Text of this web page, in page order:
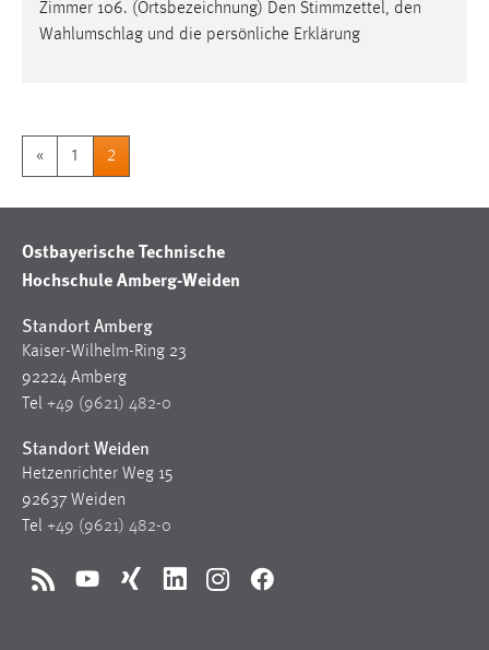
Zimmer 106. (Ortsbezeichnung) Den Stimmzettel, den
Wahlumschlag und die persönliche Erklärung
« 1 2
Ostbayerische Technische
Hochschule Amberg-Weiden
Standort Amberg
Kaiser-Wilhelm-Ring 23
92224 Amberg
Tel +49 (9621) 482-0
Standort Weiden
Hetzenrichter Weg 15
92637 Weiden
Tel +49 (9621) 482-0
RSS YouTubeXing LinkedInInstagramFacebook
MibewSessionID, MIBEW_UserID, mibew_locale, mibew-
chat-frame-style-5e9dbeb1811c0446
Cookie Laufzeit:
MibewSessionID, mibew-chat-frame-style-
5e9dbeb1811c0446 = Sitzungslaufzeit, mibew_locale = 3
Login
fe_user, be_user, be_lastLoginProvider
Zweck:
Dieser Cookie ist notwendig um sich an der Website
Cookie Laufzeit:
24 Stunden
STATISTIK